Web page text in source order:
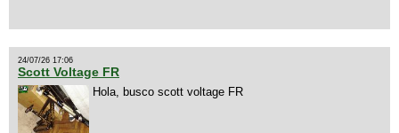
24/07/26 17:06
Scott Voltage FR
Hola, busco scott voltage FR